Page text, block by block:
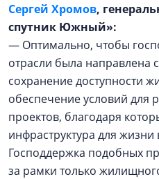
Сергей Хромов,
спутник Южный»:
— Оптимально, чтобы
отрасли была направлена
сохранение доступности
обеспечение условий для
проектов, благодаря
инфраструктура для
Господдержка подобных
за рамки только